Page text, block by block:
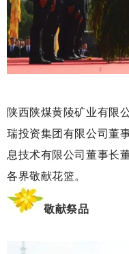
陕西陕煤黄陵矿业有限
瑞投资集团有限公司董
息技术有限公司董事长
各界敬献花篮。
敬献祭品